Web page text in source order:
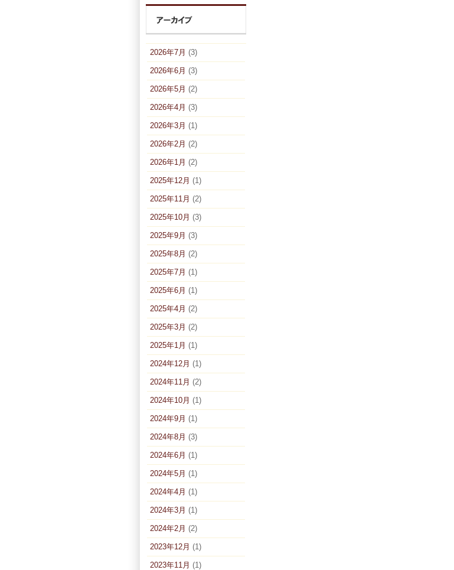
2026年7月 (3)
2026年6月 (3)
2026年5月 (2)
2026年4月 (3)
2026年3月 (1)
2026年2月 (2)
2026年1月 (2)
2025年12月 (1)
2025年11月 (2)
2025年10月 (3)
2025年9月 (3)
2025年8月 (2)
2025年7月 (1)
2025年6月 (1)
2025年4月 (2)
2025年3月 (2)
2025年1月 (1)
2024年12月 (1)
2024年11月 (2)
2024年10月 (1)
2024年9月 (1)
2024年8月 (3)
2024年6月 (1)
2024年5月 (1)
2024年4月 (1)
2024年3月 (1)
2024年2月 (2)
2023年12月 (1)
2023年11月 (1)